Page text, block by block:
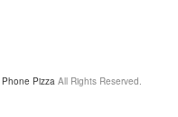
Phone Pizza All Rights Reserved.